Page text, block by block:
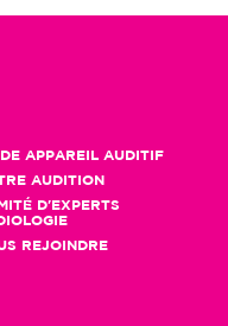
APPAREIL AUDITIF
AUDITION
D'EXPERTS
REJOINDRE